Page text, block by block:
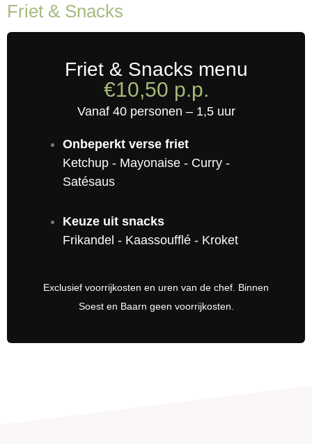
Friet & Snacks
Friet & Snacks menu
€10,50 p.p.
Vanaf 40 personen – 1,5 uur
Onbeperkt verse friet
Ketchup - Mayonaise - Curry -
Satésaus
Keuze uit snacks
Frikandel - Kaassoufflé - Kroket
Exclusief voorrijkosten en uren van de chef. Binnen
Soest en Baarn geen voorrijkosten.